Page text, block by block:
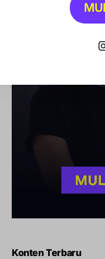
Konten Terbaru